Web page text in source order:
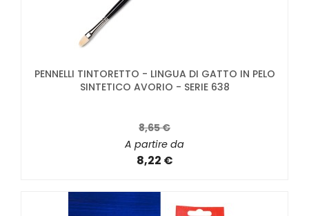
PENNELLI TINTORETTO - LINGUA DI GATTO IN PELO
SINTETICO AVORIO - SERIE 638
8,65 €
A partire da
8,22 €